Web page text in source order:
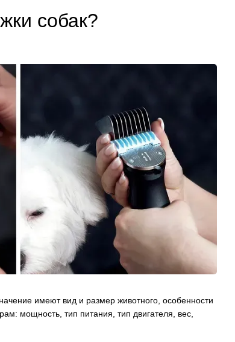
собак?
имеют вид и размер животного, особенности
мощность, тип питания, тип двигателя, вес,